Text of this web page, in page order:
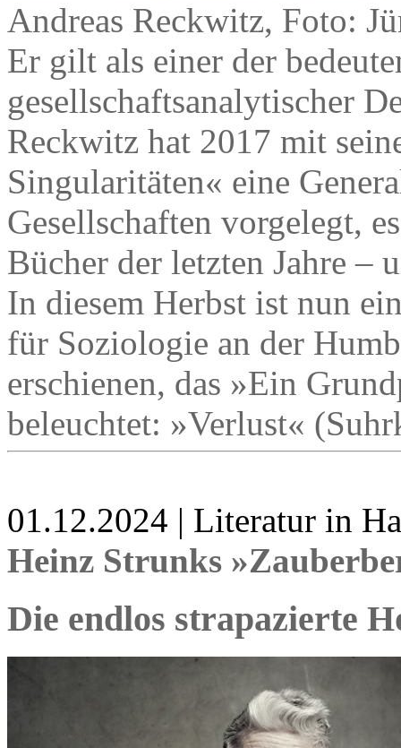
Andreas Reckwitz, Foto:
Er gilt als einer der
gesellschaftsanalytischer
Reckwitz hat 2017 mit
Singularitäten« eine
Gesellschaften vorgelegt,
Bücher der letzten Jahre –
In diesem Herbst ist nun
für Soziologie an der
erschienen, das »Ein
beleuchtet: »Verlust«
01.12.2024 | Literatur in
Heinz Strunks
Die endlos strapazierte